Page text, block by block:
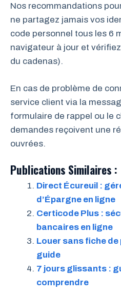
Nos recommandations
ne partagez jamais vos
code personnel tous les 6
navigateur à jour et
du cadenas).
En cas de problème de
service client via la
formulaire de rappel ou le
demandes reçoivent une
ouvrées.
Publications Similaires :
Direct Écureuil :
d’Épargne en ligne
Certicode Plus :
bancaires en ligne
Louer sans fiche
guide
7 jours glissants :
comprendre